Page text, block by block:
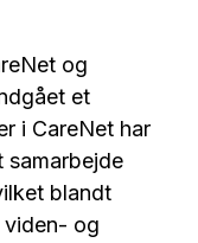
og
et
i CareNet har
blandt
og